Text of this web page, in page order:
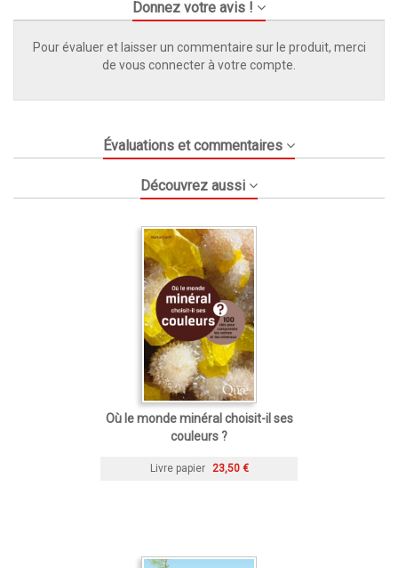
Donnez votre avis !
Pour évaluer et laisser un commentaire sur le produit, merci
de vous connecter à votre compte.
Évaluations et commentaires
Découvrez aussi
Où le monde minéral choisit-il ses
couleurs ?
Livre papier 23,50 €